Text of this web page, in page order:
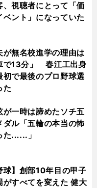
、視聴者にとって「価
ベント」になっていた
が無名校進学の理由は
で13分」 春江工出身
初で最後のプロ野球選
た
が一時は諦めたソチ五
ダル「五輪の本当の怖
た......」
球】創部10年目の甲子
がすべてを変えた 健大